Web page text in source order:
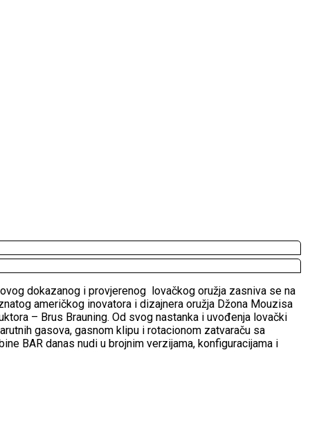
dokazanog i provjerenog lovačkog oružja zasniva se na
američkog inovatora i dizajnera oružja Džona Mouzisa
– Brus Brauning. Od svog nastanka i uvođenja lovački
gasova, gasnom klipu i rotacionom zatvaraču sa
BAR danas nudi u brojnim verzijama, konfiguracijama i